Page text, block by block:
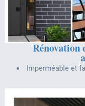
Rénovation
Imperméable et